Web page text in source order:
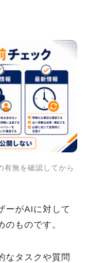
有無を確認してから
ーがAIに対して
ものです。
なタスクや質問